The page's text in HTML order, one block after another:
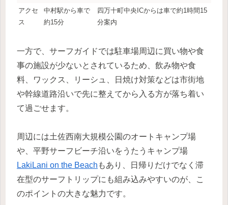
アクセ
ス
中村駅から車で
約15分
四万十町中央ICからは車で約1時間15
分案内
一方で、サーフガイドでは駐車場周辺に買い物や食
事の施設が少ないとされているため、飲み物や食
料、ワックス、リーシュ、日焼け対策などは市街地
や幹線道路沿いで先に整えてから入る方が落ち着い
て過ごせます。
周辺には土佐西南大規模公園のオートキャンプ場
や、平野サーフビーチ沿いをうたうキャンプ場
LakiLani on the Beach もあり、日帰りだけでなく滞
在型のサーフトリップにも組み込みやすいのが、こ
のポイントの大きな魅力です。